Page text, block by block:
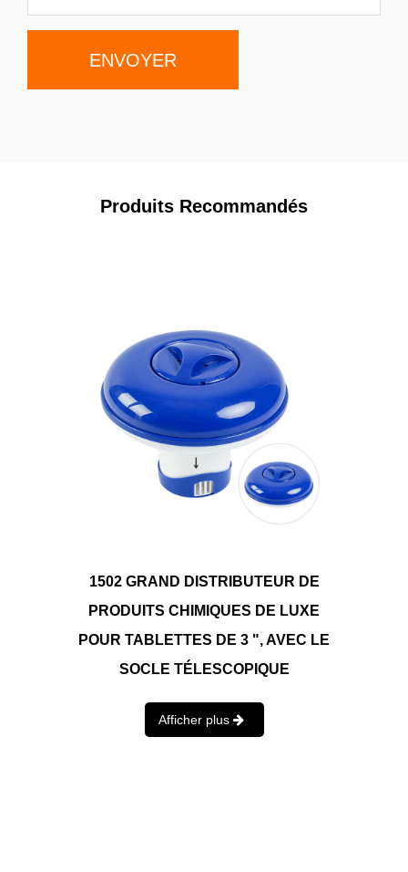
Produits Recommandés
1502 GRAND DISTRIBUTEUR DE
PRODUITS CHIMIQUES DE LUXE
POUR TABLETTES DE 3 ", AVEC LE
SOCLE TÉLESCOPIQUE
Afficher plus